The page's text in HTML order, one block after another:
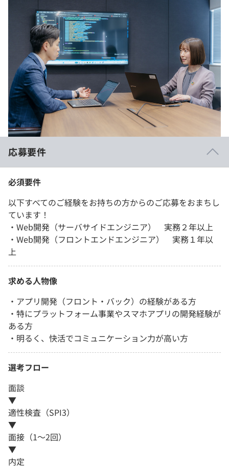
応募要件
必須要件
以下すべてのご経験をお持ちの方からのご応募をおまちし
ています！
・Web開発（サーバサイドエンジニア） 実務２年以上
・Web開発（フロントエンドエンジニア） 実務１年以
上
求める人物像
・アプリ開発（フロント・バック）の経験がある方
・特にプラットフォーム事業やスマホアプリの開発経験が
ある方
・明るく、快活でコミュニケーション力が高い方
選考フロー
面談
▼
適性検査（SPI3）
▼
面接（1～2回）
▼
内定